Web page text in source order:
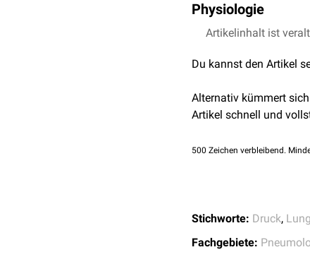
Physiologie
Bei der
kann der
Segmentbronchien
Beiobstruktiven
Strukturen fehlen.
Artikelinhalt ist
Du kannst den Artikel
Alternativ kümmert
Artikel schnell und
500 Zeichen verbleibend.
Stichworte: Druck,
Fachgebiete: